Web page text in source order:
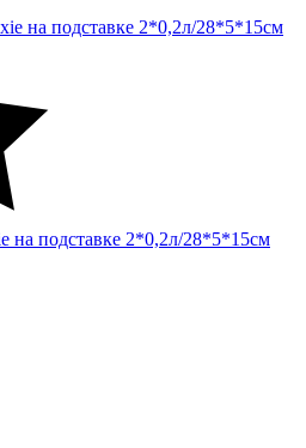
на подставке 2*0,2л/28*5*15см